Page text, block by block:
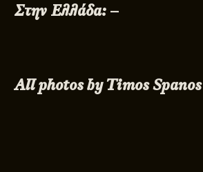
Στην Ελλάδα: –
All photos by Timos Spanos